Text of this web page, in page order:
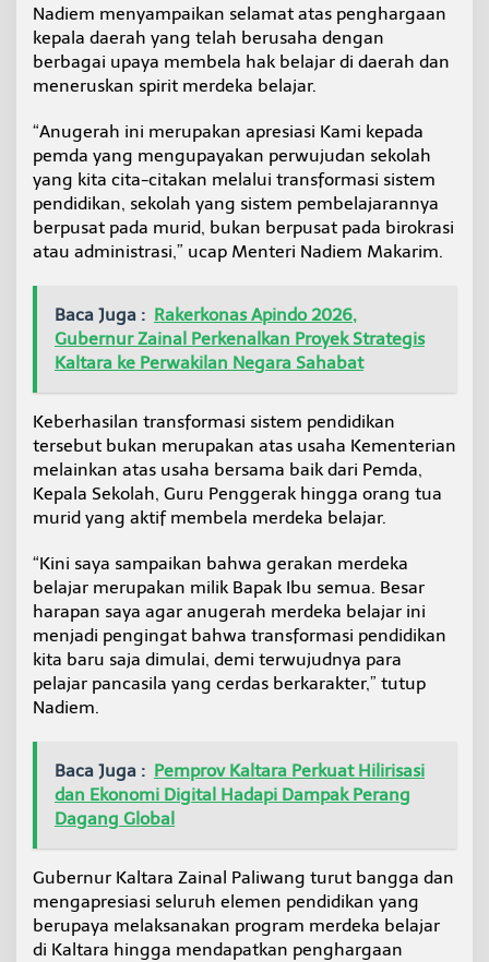
h
r
g
a
n
d
a
r
i
K
e
d
i
k
d
r
s
t
e
R
I
Nadiem menyampaikan selamat atas penghargaan
kepala daerah yang telah berusaha dengan
berbagai upaya membela hak belajar di daerah dan
meneruskan spirit merdeka belajar.
“Anugerah ini merupakan apresiasi Kami kepada
pemda yang mengupayakan perwujudan sekolah
yang kita cita-citakan melalui transformasi sistem
pendidikan, sekolah yang sistem pembelajarannya
berpusat pada murid, bukan berpusat pada birokrasi
atau administrasi,” ucap Menteri Nadiem Makarim.
Baca Juga : Rakerkonas Apindo 2026,
Gubernur Zainal Perkenalkan Proyek Strategis
Kaltara ke Perwakilan Negara Sahabat
Keberhasilan transformasi sistem pendidikan
tersebut bukan merupakan atas usaha Kementerian
melainkan atas usaha bersama baik dari Pemda,
Kepala Sekolah, Guru Penggerak hingga orang tua
murid yang aktif membela merdeka belajar.
“Kini saya sampaikan bahwa gerakan merdeka
belajar merupakan milik Bapak Ibu semua. Besar
harapan saya agar anugerah merdeka belajar ini
menjadi pengingat bahwa transformasi pendidikan
kita baru saja dimulai, demi terwujudnya para
pelajar pancasila yang cerdas berkarakter,” tutup
Nadiem.
Baca Juga : Pemprov Kaltara Perkuat Hilirisasi
dan Ekonomi Digital Hadapi Dampak Perang
Dagang Global
Gubernur Kaltara Zainal Paliwang turut bangga dan
mengapresiasi seluruh elemen pendidikan yang
berupaya melaksanakan program merdeka belajar
di Kaltara hingga mendapatkan penghargaan